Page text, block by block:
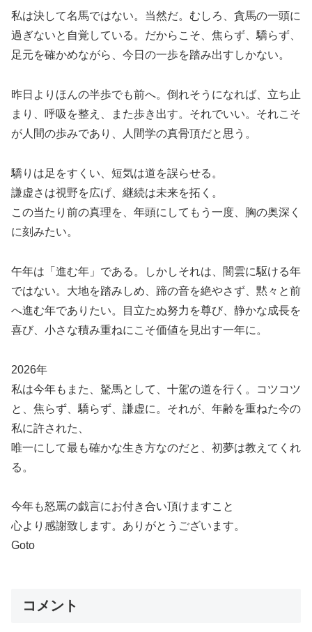
私は決して名馬ではない。当然だ。むしろ、貪馬の一頭に
過ぎないと自覚している。だからこそ、焦らず、驕らず、
足元を確かめながら、今日の一歩を踏み出すしかない。
昨日よりほんの半歩でも前へ。倒れそうになれば、立ち止
まり、呼吸を整え、また歩き出す。それでいい。それこそ
が人間の歩みであり、人間学の真骨頂だと思う。
驕りは足をすくい、短気は道を誤らせる。
謙虚さは視野を広げ、継続は未来を拓く。
この当たり前の真理を、年頭にしてもう一度、胸の奥深く
に刻みたい。
午年は「進む年」である。しかしそれは、闇雲に駆ける年
ではない。大地を踏みしめ、蹄の音を絶やさず、黙々と前
へ進む年でありたい。目立たぬ努力を尊び、静かな成長を
喜び、小さな積み重ねにこそ価値を見出す一年に。
2026年
私は今年もまた、駑馬として、十駕の道を行く。コツコツ
と、焦らず、驕らず、謙虚に。それが、年齢を重ねた今の
私に許された、
唯一にして最も確かな生き方なのだと、初夢は教えてくれ
る。
今年も怒罵の戯言にお付き合い頂けますこと
心より感謝致します。ありがとうございます。
Goto
コメント